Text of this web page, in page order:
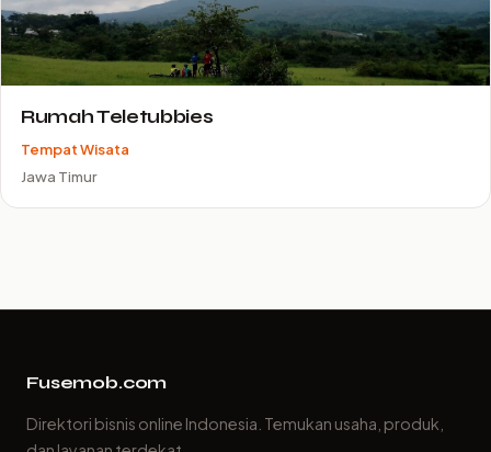
Rumah Teletubbies
Tempat Wisata
Jawa Timur
Fusemob.com
Direktori bisnis online Indonesia. Temukan usaha, produk,